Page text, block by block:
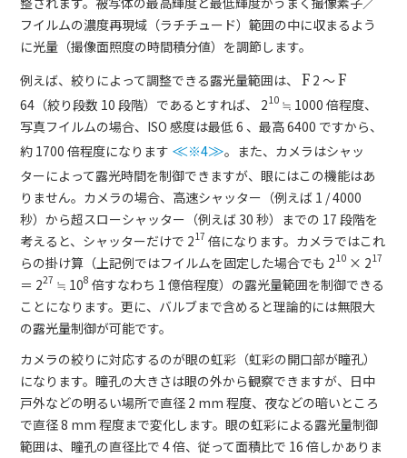
フイルムの濃度再現域（ラチチュード）範囲の中に収まるよう
に光量（撮像面照度の時間積分値）を調節します。
例えば、絞りによって調整できる露光量範囲は、 F 2 ～F
64（絞り段数 10 段階）であるとすれば、 210 ≒ 1000 倍程度、
写真フイルムの場合、ISO 感度は最低 6 、最高 6400 ですから、
約 1700 倍程度になります ≪※4≫。また、カメラはシャッ
ターによって露光時間を制御できますが、眼にはこの機能はあ
りません。カメラの場合、高速シャッター（例えば 1 / 4000
秒）から超スローシャッター（例えば 30 秒）までの 17 段階を
考えると、シャッターだけで 217 倍になります。カメラではこれ
らの掛け算（上記例ではフイルムを固定した場合でも 210 × 217
＝ 227 ≒ 108 倍すなわち 1 億倍程度）の露光量範囲を制御できる
ことになります。更に、バルブまで含めると理論的には無限大
の露光量制御が可能です。
カメラの絞りに対応するのが眼の虹彩（虹彩の開口部が瞳孔）
になります。瞳孔の大きさは眼の外から観察できますが、日中
戸外などの明るい場所で直径 2 mm 程度、夜などの暗いところ
で直径 8 mm 程度まで変化します。眼の虹彩による露光量制御
範囲は、瞳孔の直径比で 4 倍、従って面積比で 16 倍しかありま